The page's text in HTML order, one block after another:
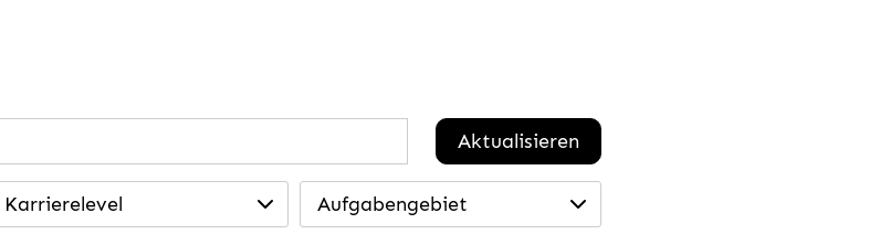
Aktualisieren
Karrierelevel Aufgabengebiet